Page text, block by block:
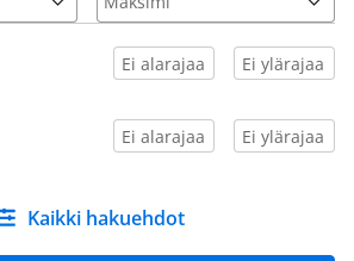
Kaikki hakuehdot